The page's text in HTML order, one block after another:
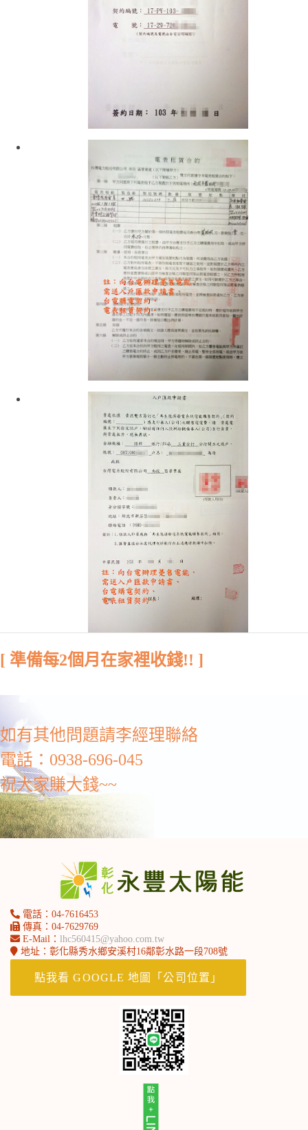
[ 準備每2個月在家裡收錢!! ]
如有其他問題請李經理聯絡
電話：0938-696-045
祝大家賺大錢~~
電話：04-7616453
傳真：04-7629769
E-Mail： lhc560415@yahoo.com.tw
地址：彰化縣秀水鄉安溪村16鄰彰水路一段708號
點我看 GOOGLE 地圖「公司位置」